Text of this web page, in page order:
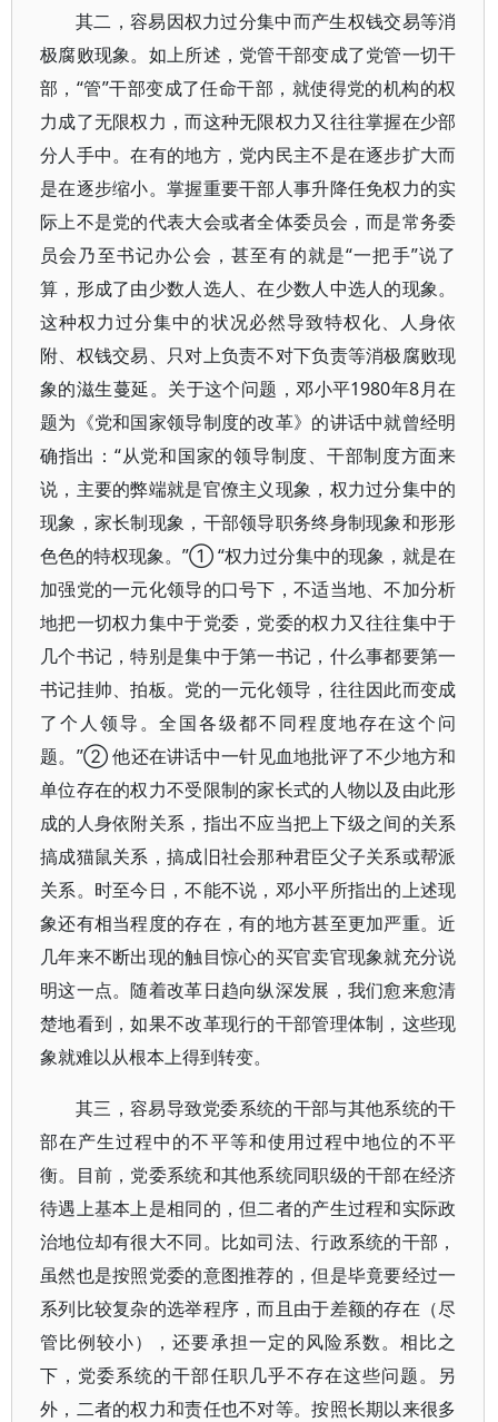
其二，容易因权力过分集中而产生权钱交易等消
极腐败现象。如上所述，党管干部变成了党管一切干
部，“管”干部变成了任命干部，就使得党的机构的权
力成了无限权力，而这种无限权力又往往掌握在少部
分人手中。在有的地方，党内民主不是在逐步扩大而
是在逐步缩小。掌握重要干部人事升降任免权力的实
际上不是党的代表大会或者全体委员会，而是常务委
员会乃至书记办公会，甚至有的就是“一把手”说了
算，形成了由少数人选人、在少数人中选人的现象。
这种权力过分集中的状况必然导致特权化、人身依
附、权钱交易、只对上负责不对下负责等消极腐败现
象的滋生蔓延。关于这个问题，邓小平1980年8月在
题为《党和国家领导制度的改革》的讲话中就曾经明
确指出：“从党和国家的领导制度、干部制度方面来
说，主要的弊端就是官僚主义现象，权力过分集中的
现象，家长制现象，干部领导职务终身制现象和形形
色色的特权现象。”① “权力过分集中的现象，就是在
加强党的一元化领导的口号下，不适当地、不加分析
地把一切权力集中于党委，党委的权力又往往集中于
几个书记，特别是集中于第一书记，什么事都要第一
书记挂帅、拍板。党的一元化领导，往往因此而变成
了个人领导。全国各级都不同程度地存在这个问
题。”② 他还在讲话中一针见血地批评了不少地方和
单位存在的权力不受限制的家长式的人物以及由此形
成的人身依附关系，指出不应当把上下级之间的关系
搞成猫鼠关系，搞成旧社会那种君臣父子关系或帮派
关系。时至今日，不能不说，邓小平所指出的上述现
象还有相当程度的存在，有的地方甚至更加严重。近
几年来不断出现的触目惊心的买官卖官现象就充分说
明这一点。随着改革日趋向纵深发展，我们愈来愈清
楚地看到，如果不改革现行的干部管理体制，这些现
象就难以从根本上得到转变。
其三，容易导致党委系统的干部与其他系统的干
部在产生过程中的不平等和使用过程中地位的不平
衡。目前，党委系统和其他系统同职级的干部在经济
待遇上基本上是相同的，但二者的产生过程和实际政
治地位却有很大不同。比如司法、行政系统的干部，
虽然也是按照党委的意图推荐的，但是毕竟要经过一
系列比较复杂的选举程序，而且由于差额的存在（尽
管比例较小），还要承担一定的风险系数。相比之
下，党委系统的干部任职几乎不存在这些问题。另
外，二者的权力和责任也不对等。按照长期以来很多